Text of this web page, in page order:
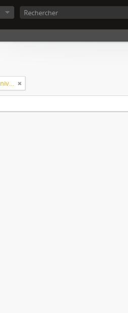
Seulement les descriptions de haut niveau